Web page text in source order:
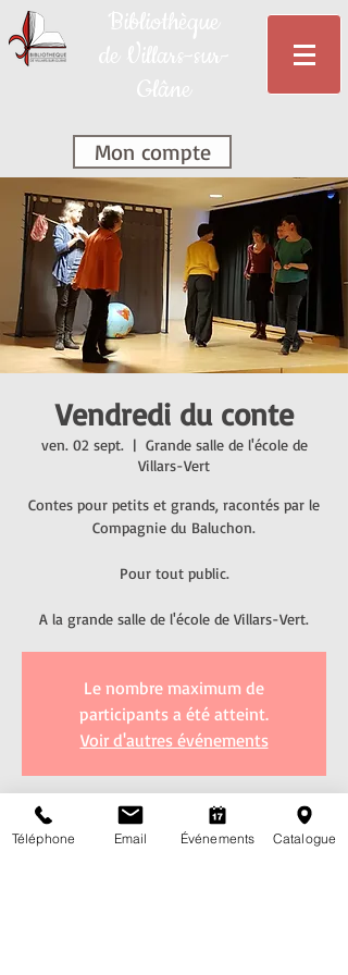
Mon compte
Vendredi du conte
ven. 02 sept.
  |
Grande salle de l'école de
Villars-Vert
Contes pour petits et grands, racontés par le
Compagnie du Baluchon.
Pour tout public.
Le nombre maximum de
participants a été atteint.
Voir d'autres événements
Heure et lieu
Téléphone Email Événements Catalogue